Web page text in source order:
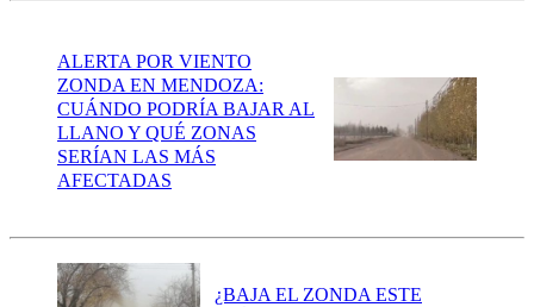
ALERTA POR VIENTO
ZONDA EN MENDOZA:
CUÁNDO PODRÍA BAJAR AL
LLANO Y QUÉ ZONAS
SERÍAN LAS MÁS
AFECTADAS
¿BAJA EL ZONDA ESTE